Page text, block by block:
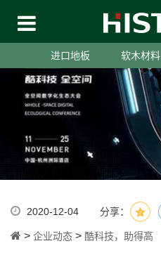
进口地板 软木材料
2020-12-04 分享：
> 企业动态 > 酷科技，助得高